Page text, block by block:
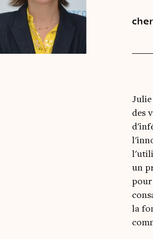
des
un
pour
la